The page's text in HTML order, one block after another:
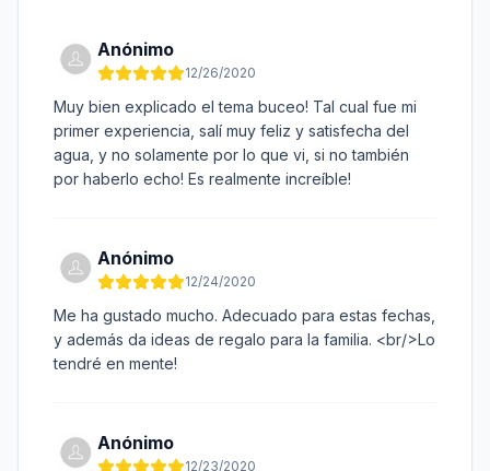
Anónimo
12/26/2020
Muy bien explicado el tema buceo! Tal cual fue mi
primer experiencia, salí muy feliz y satisfecha del
agua, y no solamente por lo que vi, si no también
por haberlo echo! Es realmente increíble!
Anónimo
12/24/2020
Me ha gustado mucho. Adecuado para estas fechas,
y además da ideas de regalo para la familia. <br/>Lo
tendré en mente!
Anónimo
12/23/2020